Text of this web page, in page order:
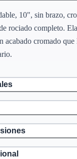
10", sin brazo,
rociado completo.
acabado cromado